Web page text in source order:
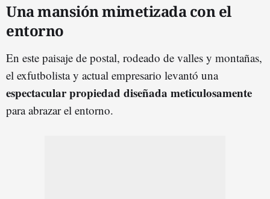
Una mansión mimetizada con el
entorno
En este paisaje de postal, rodeado de valles y montañas,
el exfutbolista y actual empresario levantó una
espectacular propiedad diseñada meticulosamente
para abrazar el entorno.